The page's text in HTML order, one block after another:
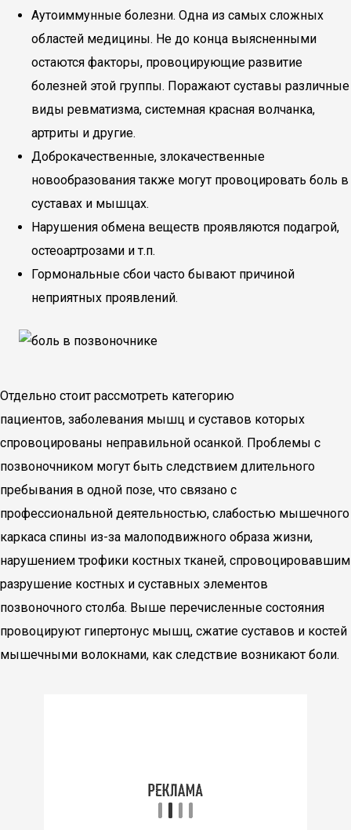
Аутоиммунные болезни. Одна из самых сложных
областей медицины. Не до конца выясненными
остаются факторы, провоцирующие развитие
болезней этой группы. Поражают суставы различные
виды ревматизма, системная красная волчанка,
артриты и другие.
Доброкачественные, злокачественные
новообразования также могут провоцировать боль в
суставах и мышцах.
Нарушения обмена веществ проявляются подагрой,
остеоартрозами и т.п.
Гормональные сбои часто бывают причиной
неприятных проявлений.
Отдельно стоит рассмотреть категорию
пациентов, заболевания мышц и суставов которых
спровоцированы неправильной осанкой. Проблемы с
позвоночником могут быть следствием длительного
пребывания в одной позе, что связано с
профессиональной деятельностью, слабостью мышечного
каркаса спины из-за малоподвижного образа жизни,
нарушением трофики костных тканей, спровоцировавшим
разрушение костных и суставных элементов
позвоночного столба. Выше перечисленные состояния
провоцируют гипертонус мышц, сжатие суставов и костей
мышечными волокнами, как следствие возникают боли.